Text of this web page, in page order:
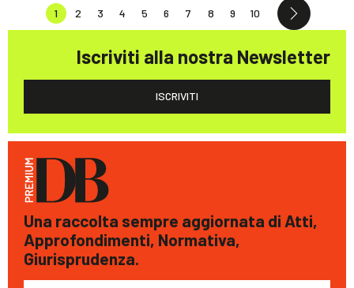
1 2 3 4 5 6 7 8 9 10
Iscriviti alla nostra Newsletter
ISCRIVITI
Una raccolta sempre aggiornata di Atti,
Approfondimenti, Normativa,
Giurisprudenza.